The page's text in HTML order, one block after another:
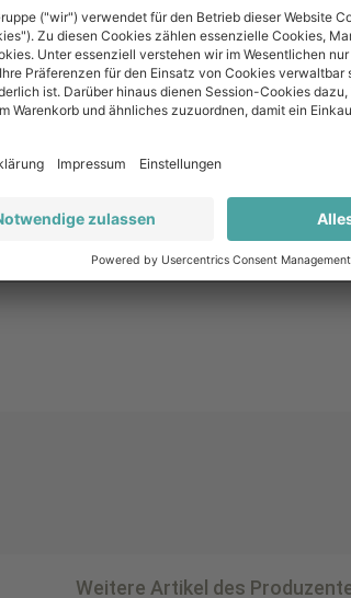
Weiß
Riesling
im Edelstahltank
Weitere Artikel des